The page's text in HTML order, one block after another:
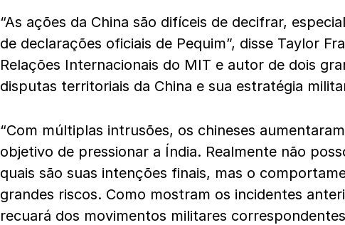
“As ações da China são difíceis de decifrar,
de declarações oficiais de Pequim”, disse Taylor
Relações Internacionais do MIT e autor de dois
disputas territoriais da China e sua estratégia
“Com múltiplas intrusões, os chineses
objetivo de pressionar a Índia. Realmente não
quais são suas intenções finais, mas o
grandes riscos. Como mostram os incidentes
recuará dos movimentos militares